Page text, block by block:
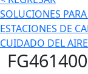
SOLUCIONES
ESTACIONES DE
CUIDADO DEL AIRE